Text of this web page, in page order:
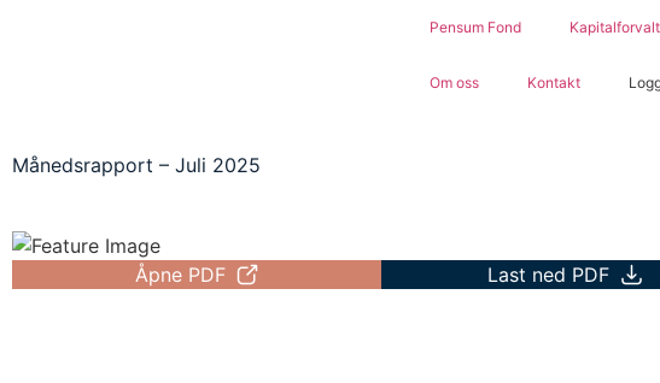
Pensum Fond
Om oss Kontakt
Månedsrapport – Juli 2025
Åpne PDF Last ned PDF